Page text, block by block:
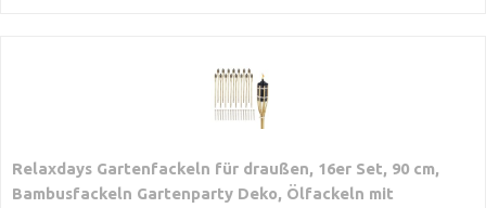
Relaxdays Gartenfackeln für draußen, 16er Set, 90 cm,
Bambusfackeln Gartenparty Deko, Ölfackeln mit